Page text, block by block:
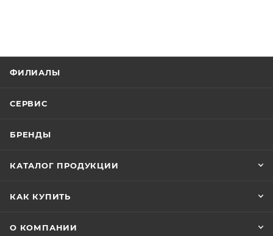
ФИЛИАЛЫ
СЕРВИС
БРЕНДЫ
КАТАЛОГ ПРОДУКЦИИ
КАК КУПИТЬ
О КОМПАНИИ